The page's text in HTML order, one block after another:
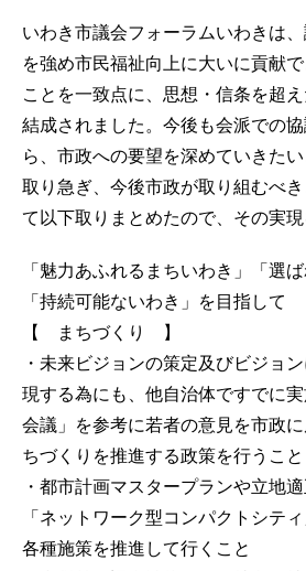
いわき市議会フォーラムいわきは
を強め市民福祉向上に大いに貢献
ことを一致点に、思想・信条を超
結成されました。今後も会派での
ら、市政への要望を深めていきたい
取り急ぎ、今後市政が取り組むべ
て以下取りまとめたので、その実現
「魅力あふれるまちいわき」「選
「持続可能ないわき」を目指して
【 まちづくり 】
・未来ビジョンの策定及びビジョ
現する為にも、他自治体ですでに
会議」を参考に若者の意見を市政
ちづくりを推進する政策を行うこと
・都市計画マスタープランや立地
「ネットワーク型コンパクトシテ
各種施策を推進して行くこと